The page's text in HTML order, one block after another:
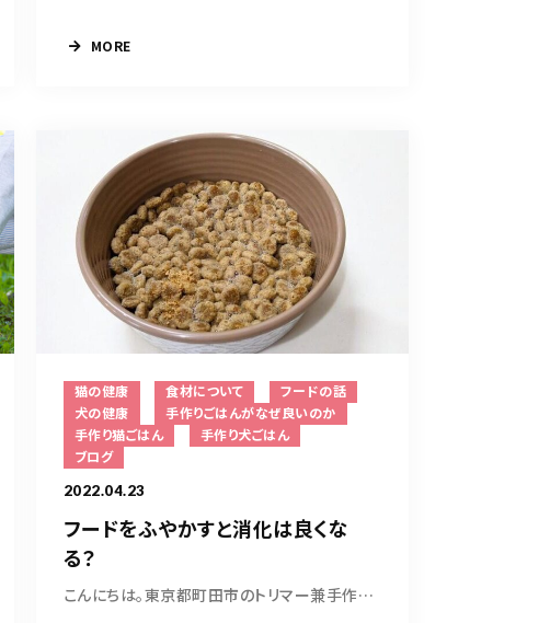
MORE
猫の健康 食材について
フードの話
犬の健康
手作りごはんがなぜ良いのか
手作り猫ごはん
手作り犬ごはん
ブログ
2022.04.23
フードをふやかすと消化は良くな
る？
こんにちは。東京都町田市のトリマー兼手作り犬...